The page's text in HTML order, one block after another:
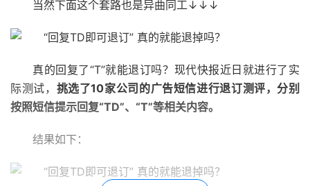
当然下面这个套路也是异曲同工↓↓↓
真的回复了“T”就能退订吗？现代快报近日就进行了实
际测试， 挑选了10家公司的广告短信进行退订测评，分别
按照短信提示回复“TD”、“T”等相关内容。
结果如下：